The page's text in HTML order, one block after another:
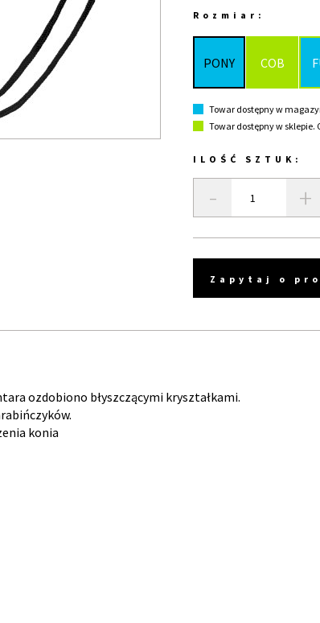
Rozmiar:
PONY COB
Towar dostępny w
Towar dostępny w sklepie.
ILOŚĆ SZTUK:
- +
Zapytaj o
ozdobiono błyszczącymi kryształkami.
konia